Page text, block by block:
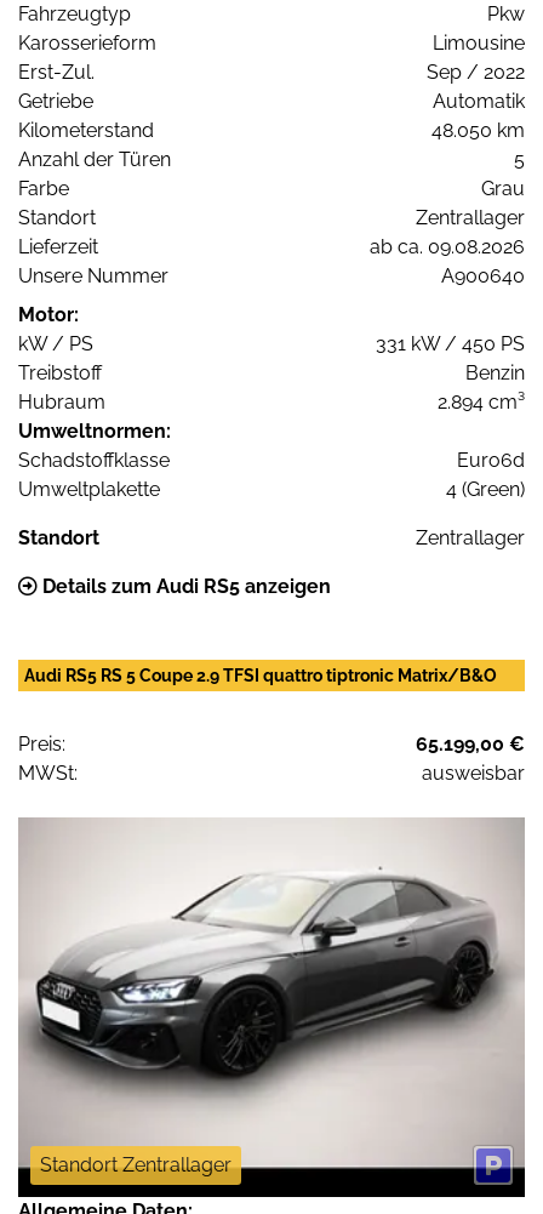
Fahrzeugtyp
Pkw
Karosserieform
Limousine
Erst-Zul.
Sep / 2022
Getriebe
Automatik
Kilometerstand
48.050 km
Anzahl der Türen
5
Farbe
Grau
Standort
Zentrallager
Lieferzeit
ab ca. 09.08.2026
Unsere Nummer
A900640
Motor:
kW / PS
331 kW / 450 PS
Treibstoff
Benzin
Hubraum
2.894 cm³
Umweltnormen:
Schadstoffklasse
Euro6d
Umweltplakette
4 (Green)
Standort Zentrallager
Details zum Audi RS5 anzeigen
Audi RS5 RS 5 Coupe 2.9 TFSI quattro tiptronic Matrix/B&O
Preis:
65.199,00 €
MWSt:
ausweisbar
Standort Zentrallager